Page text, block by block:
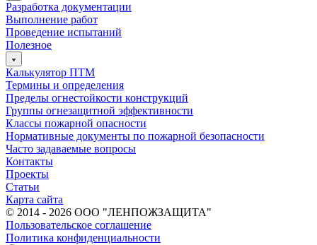
Разработка документации
Выполнение работ
Проведение испытаний
Полезное
Калькулятор ПТМ
Термины и определения
Пределы огнестойкости конструкций
Группы огнезащитной эффективности
Классы пожарной опасности
Нормативные документы по пожарной безопасности
Часто задаваемые вопросы
Контакты
Проекты
Статьи
Карта сайта
© 2014 - 2026 ООО "ЛЕНПОЖЗАЩИТА"
Пользовательское соглашение
Политика конфиденциальности